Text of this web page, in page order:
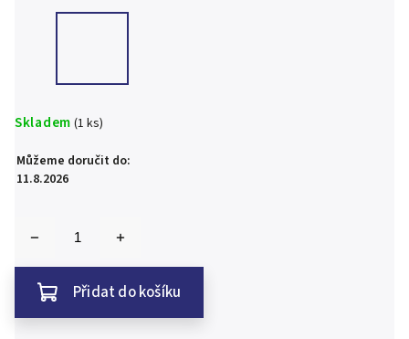
Skladem (1 ks)
Můžeme doručit do:
11.8.2026
Přidat do košíku